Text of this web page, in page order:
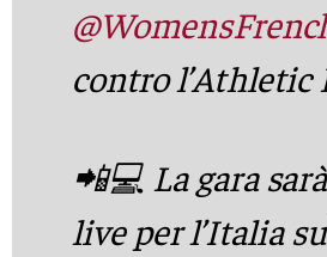
contro l’Athletic
📲💻 La gara
live per l’Italia